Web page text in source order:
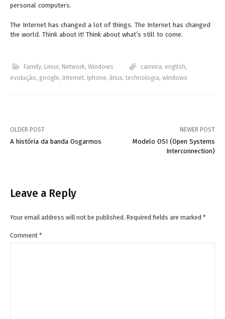
personal computers.
The Internet has changed a lot of things. The Internet has changed
the world. Think about it! Think about what’s still to come.
Family, Linux, Network, Windows carreira, english,
evolução, google, internet, iphone, linux,technologia, windows
Post
OLDER POST
A história da banda Osgarmos
NEWER POST
Modelo OSI (Open Systems
Interconnection)
Leave a Reply
Your email address will not be published. Required fields are marked *
Comment *